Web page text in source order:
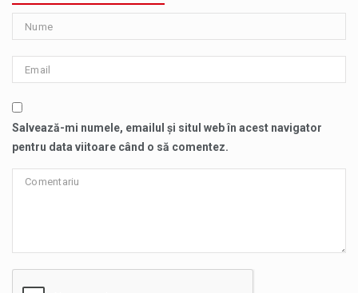
Salvează-mi numele, emailul și situl web în acest navigator
pentru data viitoare când o să comentez.